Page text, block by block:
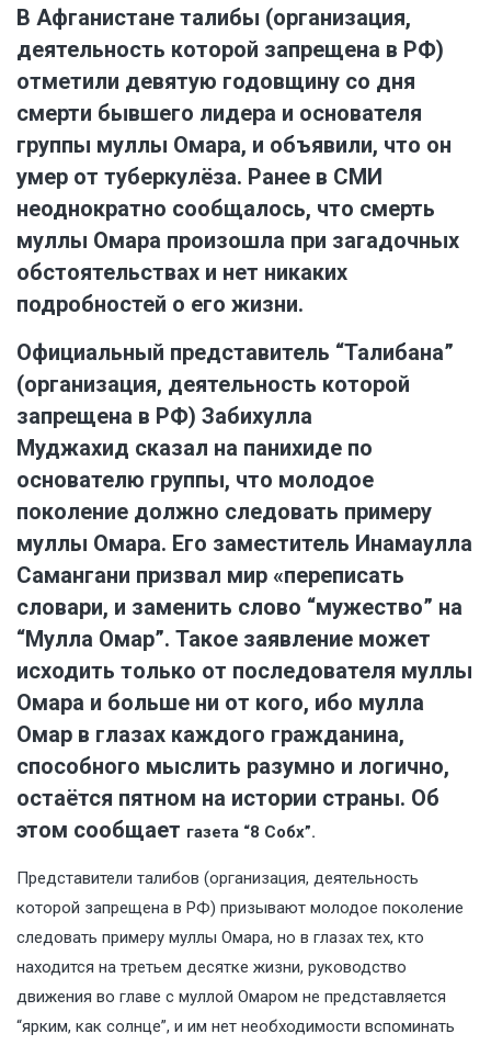
В Афганистане талибы (организация,
деятельность которой запрещена в РФ)
отметили девятую годовщину со дня
смерти бывшего лидера и основателя
группы муллы Омара, и объявили, что он
умер от туберкулёза. Ранее в СМИ
неоднократно сообщалось, что смерть
муллы Омара произошла при загадочных
обстоятельствах и нет никаких
подробностей о его жизни.
Официальный представитель “Талибана”
(организация, деятельность которой
запрещена в РФ) Забихулла
Муджахид сказал на панихиде по
основателю группы, что молодое
поколение должно следовать примеру
муллы Омара. Его заместитель Инамаулла
Самангани призвал мир «переписать
словари, и заменить слово “мужество” на
“Мулла Омар”. Такое заявление может
исходить только от последователя муллы
Омара и больше ни от кого, ибо мулла
Омар в глазах каждого гражданина,
способного мыслить разумно и логично,
остаётся пятном на истории страны. Об
этом сообщает газета “8 Собх”.
Представители талибов (организация, деятельность
которой запрещена в РФ) призывают молодое поколение
следовать примеру муллы Омара, но в глазах тех, кто
находится на третьем десятке жизни, руководство
движения во главе с муллой Омаром не представляется
“ярким, как солнце”, и им нет необходимости вспоминать